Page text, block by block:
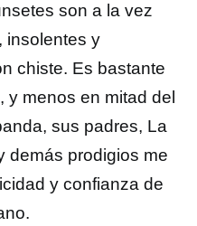
son a la vez
insolentes y
chiste. Es bastante
y menos en mitad del
sus padres, La
demás prodigios me
y confianza de